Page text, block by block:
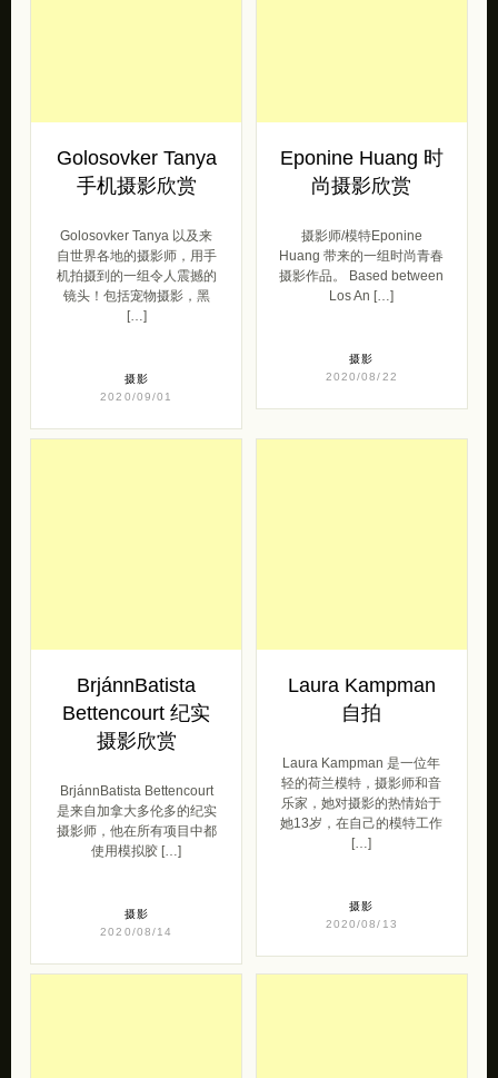
Golosovker Tanya
手机摄影欣赏
Golosovker Tanya 以及来
自世界各地的摄影师，用手
机拍摄到的一组令人震撼的
镜头！包括宠物摄影，黑
[…]
摄影
2020/09/01
Eponine Huang 时
尚摄影欣赏
摄影师/模特Eponine
Huang 带来的一组时尚青春
摄影作品。 Based between
Los An […]
摄影
2020/08/22
BrjánnBatista
Bettencourt 纪实
摄影欣赏
BrjánnBatista Bettencourt
是来自加拿大多伦多的纪实
摄影师，他在所有项目中都
使用模拟胶 […]
摄影
2020/08/14
Laura Kampman
自拍
Laura Kampman 是一位年
轻的荷兰模特，摄影师和音
乐家，她对摄影的热情始于
她13岁，在自己的模特工作
[…]
摄影
2020/08/13